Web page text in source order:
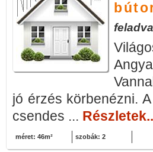
jó érzés körbenézni.
csendes ...
méret: 46m² szobák: 2